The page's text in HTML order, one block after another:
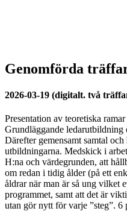
Genomförda
2026-03-19 (digitalt. två
Presentation av teoretiska
Grundläggande
Därefter gemensamt samtal
utbildningarna. Medskick i
H:na och värdegrunden, att
om redan i tidig ålder (på ett
åldrar när man är så ung vilket
programmet, samt att det är
utan gör nytt för varje ”steg”. 6